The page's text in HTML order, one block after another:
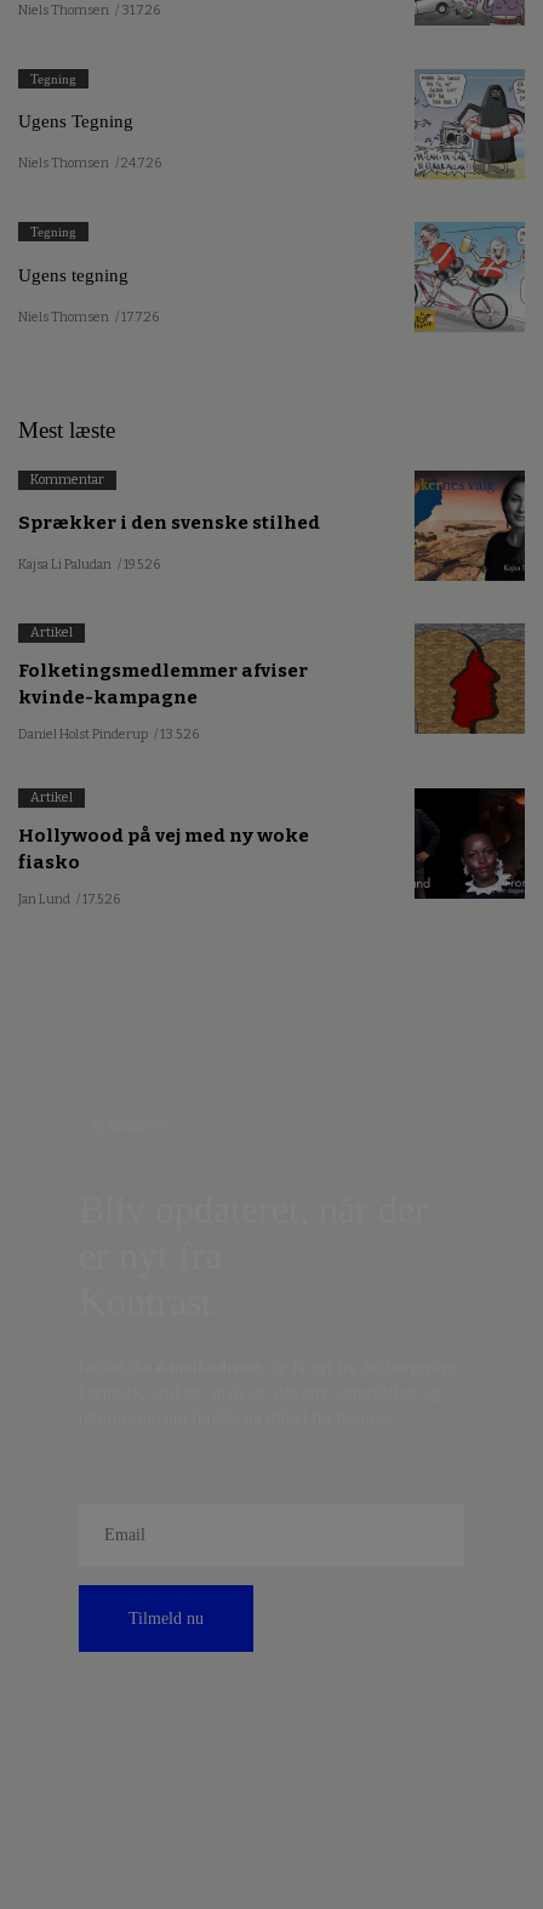
Niels Thomsen / 31.7.26
Tegning
Ugens Tegning
Niels Thomsen / 24.7.26
Tegning
Ugens tegning
Niels Thomsen / 17.7.26
Mest læste
Kommentar
Sprækker i den svenske stilhed
Kajsa Li Paludan / 19.5.26
Artikel
Folketingsmedlemmer afviser
kvinde-kampagne
Daniel Holst Pinderup / 13.5.26
Artikel
Hollywood på vej med ny woke
fiasko
Jan Lund / 17.5.26
Tilmeld nu